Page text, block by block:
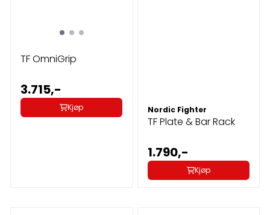
TF OmniGrip
3.715,-
Kjøp Nordic Fighter
TF Plate & Bar Rack
1.790,-
Kjøp